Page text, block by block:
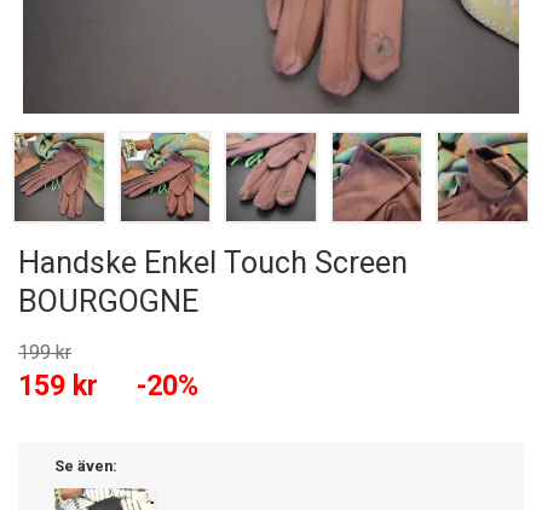
Handske Enkel Touch Screen
BOURGOGNE
199 kr
159 kr -20%
Se även: